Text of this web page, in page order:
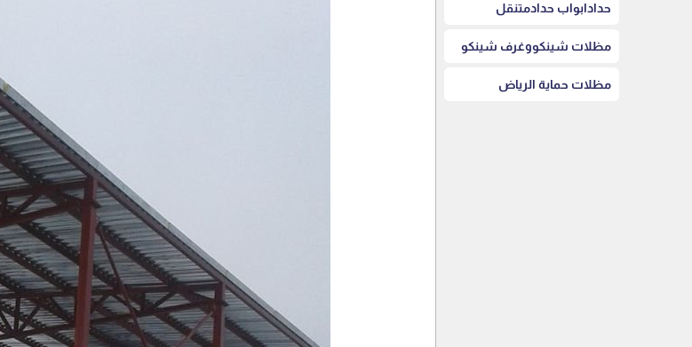
حدادابواب حدادمتنقل
مظلات شينكووغرف شينكو
مظلات حماية الرياض